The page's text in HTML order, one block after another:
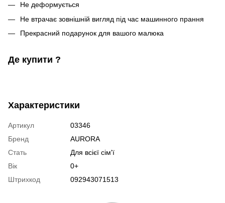
Не деформується
Не втрачає зовнішній вигляд під час машинного прання
Прекрасний подарунок для вашого малюка
Де купити ?
Характеристики
Артикул
03346
Бренд
AURORA
Стать
Для всієї сім'ї
Вік
0+
Штрихкод
092943071513